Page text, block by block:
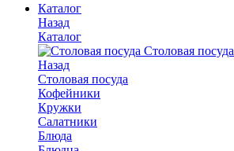
Каталог
Назад
Каталог
Столовая посуда
Назад
Столовая посуда
Кофейники
Кружки
Салатники
Блюда